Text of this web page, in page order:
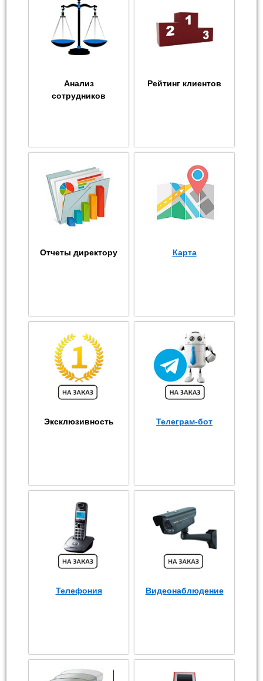
Анализ
сотрудников
Рейтинг клиентов
Отчеты директору Карта
Эксклюзивность Телеграм-бот
Телефония Видеонаблюдение